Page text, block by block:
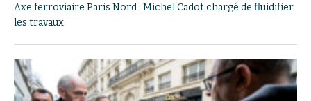
Axe ferroviaire Paris Nord : Michel Cadot chargé de fluidifier
les travaux